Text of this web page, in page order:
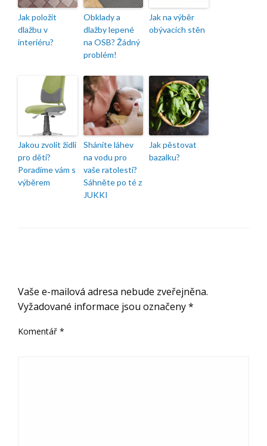
Jak položit
dlažbu v
interiéru?
Obklady a
dlažby lepené
na OSB? Žádný
problém!
Jak na výběr
obývacích stěn
Jakou zvolit židli
pro děti?
Poradíme vám s
výběrem
Sháníte láhev
na vodu pro
vaše ratolesti?
Sáhněte po té z
JUKKI
Jak pěstovat
bazalku?
Vaše e-mailová adresa nebude zveřejněna.
Vyžadované informace jsou označeny*
Komentář *